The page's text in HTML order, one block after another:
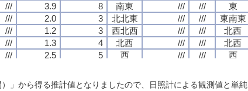
/// 3.9 8 南東 /// /// 東
/// 2.0 3 北北東 /// /// 東南東
/// 1.2 3 西北西 /// /// 北西
/// 1.3 4 北西 /// /// 北西
/// 2.5 5 西 /// /// 西
2.8 /// 西
/// 3.9 8 南東 /// /// 東
/// 2.0 3 北北東 /// /// 東南東
/// 1.2 3 西北西 /// /// 北西
/// 1.3 4 北西 /// /// 北西
/// 2.5 5 西 /// /// 西
2.8 /// 西
/// 3.9 8 南東 /// /// 東
/// 2.0 3 北北東 /// /// 東南東
/// 1.2 3 西北西 /// /// 北西
/// 1.3 4 北西 /// /// 北西
/// 2.5 5 西 /// /// 西
2.8 /// 西
/// 3.9 8 南東 /// /// 東
/// 2.0 3 北北東 /// /// 東南東
/// 1.2 3 西北西 /// /// 北西
/// 1.3 4 北西 /// /// 北西
/// 2.5 5 西 /// /// 西
2.8 /// 西
」から得る推計値となりましたので、日照計による観測値と単